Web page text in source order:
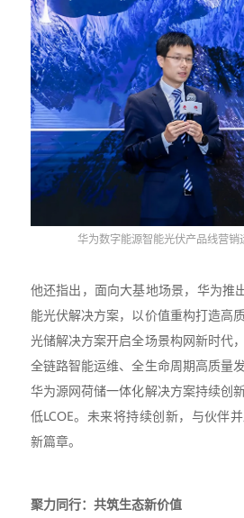
华为数字能源智能光伏产品线营销
他还指出，面向大基地场景，华为推
能光伏解决方案，以价值重构打造高
光储解决方案开启全场景构网新时代
全链路智能运维、全生命周期高质量
华为源网荷储一体化解决方案持续创
低LCOE。未来将持续创新，与伙伴
新篇章。
聚力同行：共筑生态新价值